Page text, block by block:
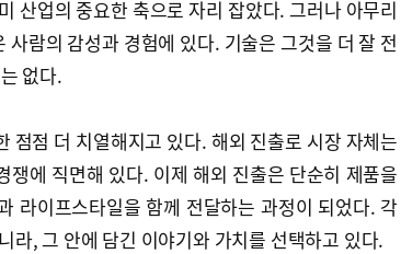
산업의 중요한 축으로 자리 잡았다. 그러나 아무리
람의 감성과 경험에 있다. 기술은 그것을 더 잘 전
없다.
점점 더 치열해지고 있다. 해외 진출로 시장 자체는
쟁에 직면해 있다. 이제 해외 진출은 단순히 제품을
라이프스타일을 함께 전달하는 과정이 되었다. 각
라, 그 안에 담긴 이야기와 가치를 선택하고 있다.